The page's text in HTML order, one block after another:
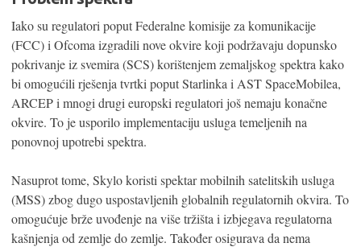
Iako su regulatori poput Federalne komisije za komunikacije
(FCC) i Ofcoma izgradili nove okvire koji podržavaju dopunsko
pokrivanje iz svemira (SCS) korištenjem zemaljskog spektra kako
bi omogućili rješenja tvrtki poput Starlinka i AST SpaceMobilea,
ARCEP i mnogi drugi europski regulatori još nemaju konačne
okvire. To je usporilo implementaciju usluga temeljenih na
ponovnoj upotrebi spektra.
Nasuprot tome, Skylo koristi spektar mobilnih satelitskih usluga
(MSS) zbog dugo uspostavljenih globalnih regulatornih okvira. To
omogućuje brže uvođenje na više tržišta i izbjegava regulatorna
kašnjenja od zemlje do zemlje. Također osigurava da nema